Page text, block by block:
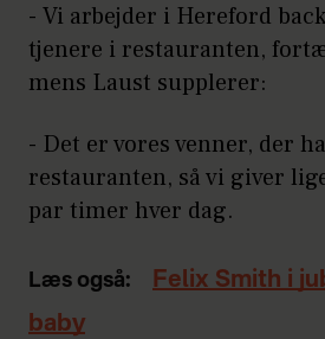
- Vi arbejder i Hereford
tjenere i restauranten,
mens Laust supplerer:
- Det er vores venner, der
restauranten, så vi giver
par timer hver dag.
Læs også:
Felix Smith i
baby